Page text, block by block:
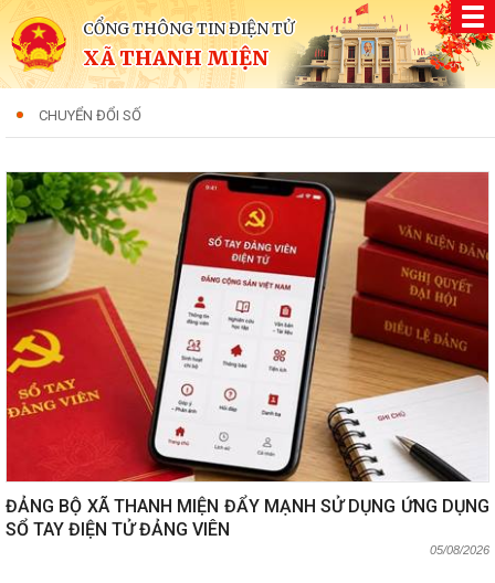
CỔNG THÔNG TIN ĐIỆN TỬ
XÃ THANH MIỆN
CHUYỂN ĐỔI SỐ
ĐẢNG BỘ XÃ THANH MIỆN ĐẨY MẠNH SỬ DỤNG ỨNG DỤNG
SỔ TAY ĐIỆN TỬ ĐẢNG VIÊN
05/08/2026